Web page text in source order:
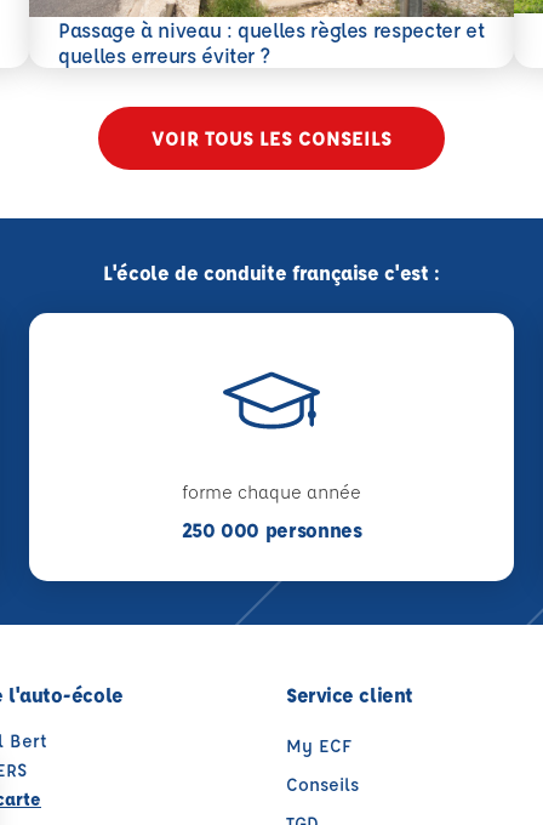
Passage à niveau : quelles règles respecter et
quelles erreurs éviter ?
En savoir plus
VOIR TOUS LES CONSEILS
L'école de conduite française c'est :
forme chaque année
250 000 personnes
l'auto-école
Bert
Service client
My ECF
Conseils